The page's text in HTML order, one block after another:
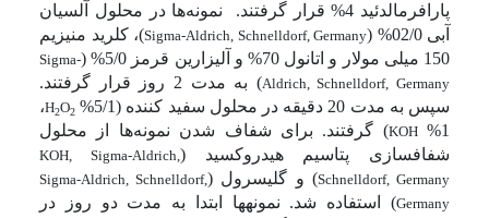
پارافرمالدئید 4% قرار گرفتند.
نمونه‌ها در محلول آلسیان
آبی 02/0% (
Sigma-Aldrich, Schnelldorf, Germany)، کلرید منیزیم
150 میلی مولار و اتانول 70% و آلیزارین قرمز 5/0% (
Sigma-
Aldrich, Schnelldorf, Germany
) به مدت 2 روز قرار گرفتند.
سپس به مدت 20 دقیقه در محلول سفید کننده (5/1%
H2O2
،
1%
KOH) گرفتند. برای شفاف شدن نمونه‌ها از محلول
شفاف­سازی پتاسیم هیدروکسید (KOH, Sigma-Aldrich,
Schnelldorf, Germany) و گلیسرول (Sigma-Aldrich, Schnelldorf,
Germany) استفاده شد. نمونه­ها ابتدا به مدت دو روز در